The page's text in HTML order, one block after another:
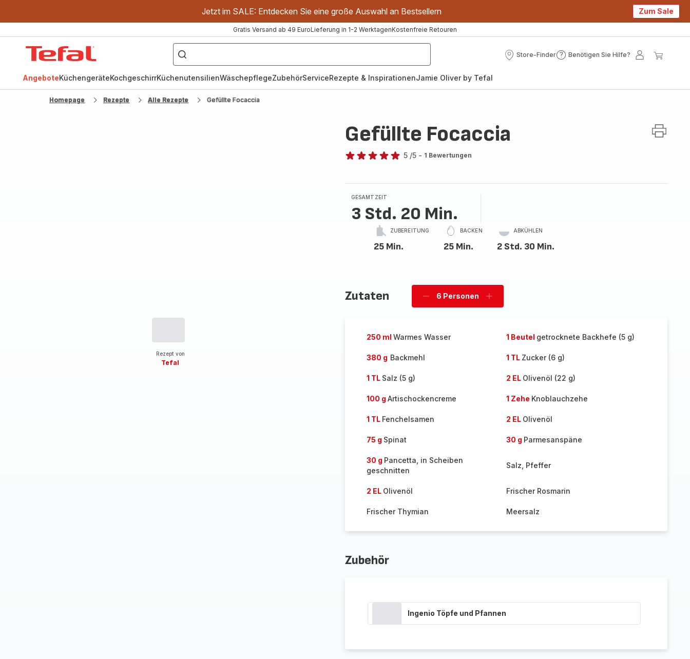
Jetzt im SALE: Entdecken Sie eine große Auswahl an Bestsellern Zum Sale
Gratis Versand ab 49 EuroLieferung in 1-2 WerktagenKostenfreie Retouren
["OptiGrill","Easy
Fry","Pfanne"]
Store-Finder
Store-
Benötigen Sie Hilfe?
Benötigen
Mein
AngeboteKüchengeräteKochgeschirrKüchenutensilienWäschepflegeZubehörServiceRezepte & InspirationenJamie Oliver by Tefal
Homepage Rezepte Alle Rezepte Gefüllte Focaccia
Rezept von
Tefal
Gefüllte Focaccia
5
Sternen
(Durchschnitt)
5 /5 - 1 Bewertungen
GESAMTZEIT
3 Std. 20 Min.
ZUBEREITUNG
25 Min.
BACKEN
25 Min.
ABKÜHLEN
2 Std. 30 Min.
Zutaten
Personen
6 Personen
Personen
250 ml Warmes Wasser 1 Beutel getrocknete Backhefe (5 g)
380 g Backmehl 1 TL Zucker (6 g)
1 TL Salz (5 g) 2 EL Olivenöl (22 g)
100 g Artischockencreme 1 Zehe Knoblauchzehe
1 TL Fenchelsamen 2 EL Olivenöl
75 g Spinat 30 g Parmesanspäne
30 g Pancetta, in Scheiben
geschnitten
Salz, Pfeffer
2 EL Olivenöl Frischer Rosmarin
Frischer Thymian Meersalz
Zubehör
Ingenio Töpfe und Pfannen